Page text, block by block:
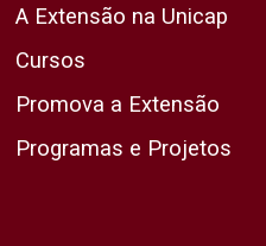
A Extensão na Unicap
Cursos
Promova a Extensão
Programas e Projetos